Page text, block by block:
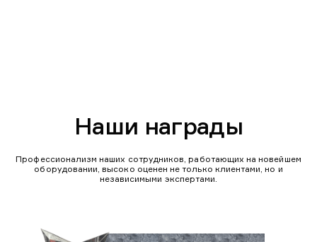
Наши награды
Профессионализм наших сотрудников, работающих на новейшем
оборудовании, высоко оценен не только клиентами, но и
независимыми экспертами.